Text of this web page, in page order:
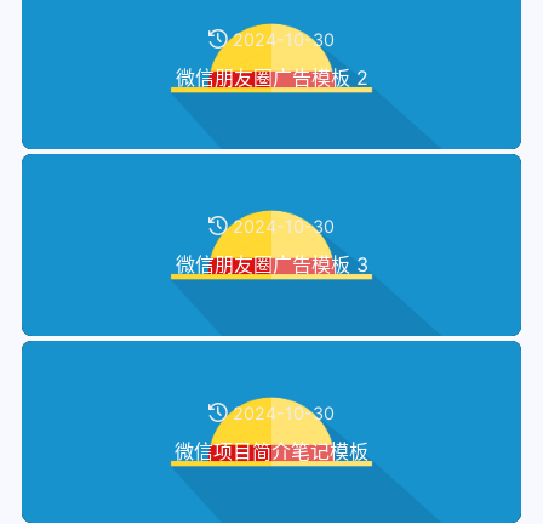
2024-10-30
微信朋友圈广告模板 2
2024-10-30
微信朋友圈广告模板 3
2024-10-30
微信项目简介笔记模板